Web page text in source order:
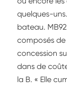
quelques-
bateau.
composés de
concession
dans de
la B. « Elle